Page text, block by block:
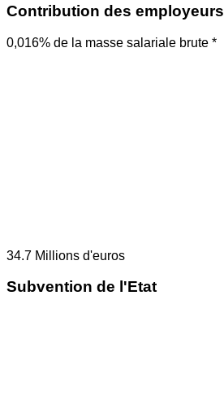
Contribution des employeurs
0,016% de la masse salariale brute *
34.7 Millions d'euros
Subvention de l'Etat